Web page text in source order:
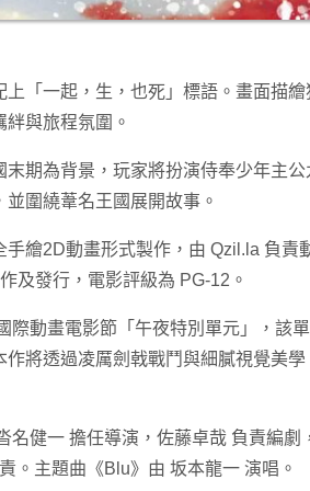
「一起，生，也死」標語。畫面描繪
與旅程氛圍。
期為背景，玩家將扮演侍奉少年主
圍繞葦名王國展開故事。
繪2D動畫形式製作，由 Qzil.la 負責
及發行，電影評級為 PG-12。
際動畫電影節「午夜特別單元」，該
將透過凌厲劍戟戰鬥與細膩視覺美
名健一 擔任導演，佐藤卓哉 負責編劇
。主題曲《Blu》由 坂本龍一 演唱。